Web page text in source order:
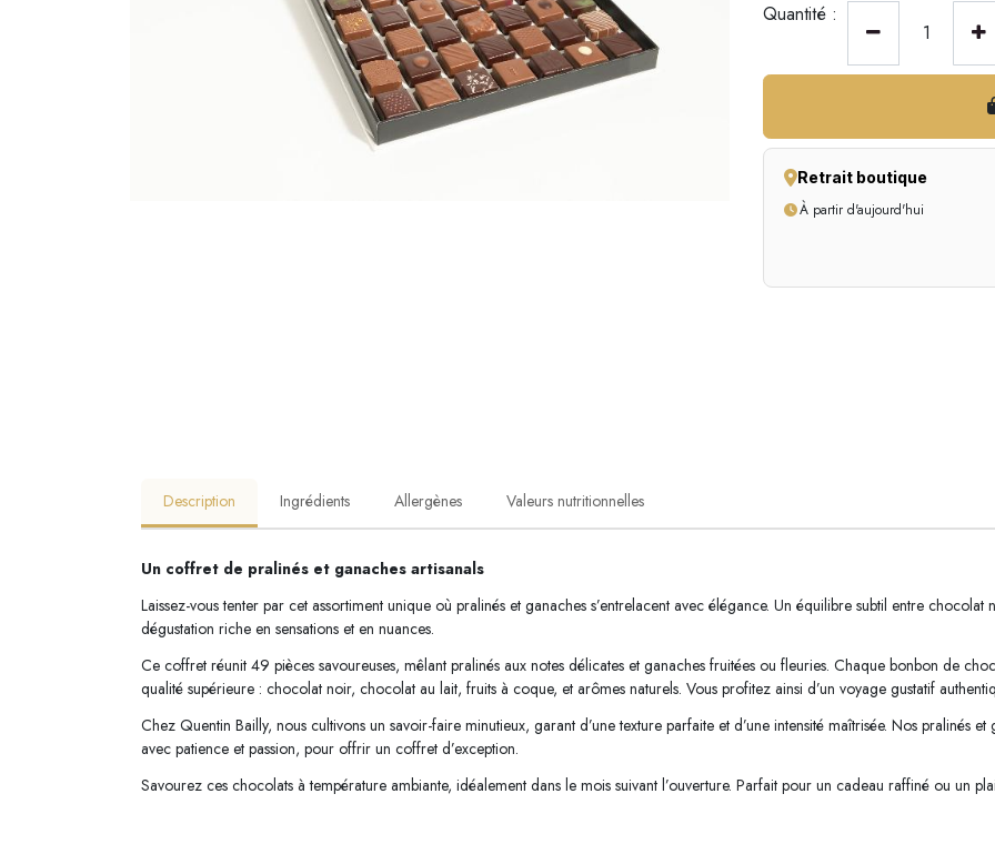
Quantité :
Retrait boutique
À partir d'aujourd'hui
Description Ingrédients Allergènes Valeurs nutritionnelles
Un coffret de pralinés et ganaches artisanals
Laissez-vous tenter par cet assortiment unique où pralinés et ganaches s’entrelacent avec élégance. Un équilibre subtil entre
dégustation riche en sensations et en nuances.
Ce coffret réunit 49 pièces savoureuses, mêlant pralinés aux notes délicates et ganaches fruitées ou fleuries. Chaque bonbon de
qualité supérieure : chocolat noir, chocolat au lait, fruits à coque, et arômes naturels. Vous profitez ainsi d’un voyage gustatif
Chez Quentin Bailly, nous cultivons un savoir-faire minutieux, garant d’une texture parfaite et d’une intensité maîtrisée. Nos pralinés
avec patience et passion, pour offrir un coffret d’exception.
Savourez ces chocolats à température ambiante, idéalement dans le mois suivant l’ouverture. Parfait pour un cadeau raffiné ou un